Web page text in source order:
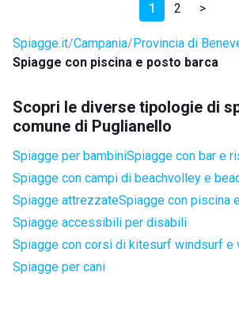
1 2 >
Spiagge.it Campania Provincia di
Spiagge con piscina e posto barca
Scopri le diverse tipologie di
comune di Puglianello
Spiagge per bambiniSpiagge con bar e
Spiagge con campi di beachvolley e
Spiagge attrezzateSpiagge con piscina
Spiagge accessibili per disabili
Spiagge con corsi di kitesurf windsurf e
Spiagge per cani